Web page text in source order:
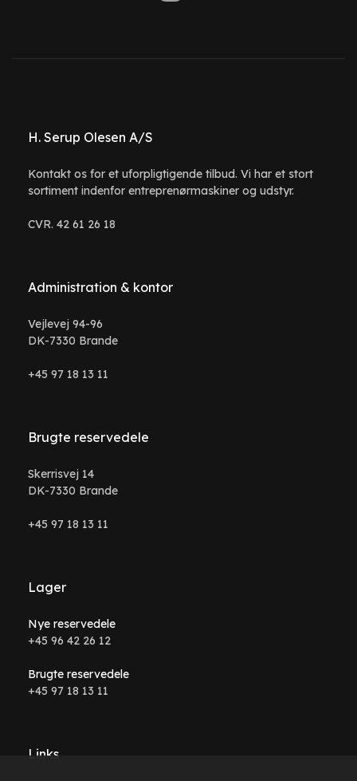
H. Serup Olesen A/S
Kontakt os for et uforpligtigende tilbud. Vi har et stort
sortiment indenfor entreprenørmaskiner og udstyr.
CVR. 42 61 26 18
Administration & kontor
Vejlevej 94-96
DK-7330 Brande
+45 97 18 13 11
Brugte reservedele
Skerrisvej 14
DK-7330 Brande
+45 97 18 13 11
Lager
Nye reservedele
+45 96 42 26 12
Brugte reservedele
+45 97 18 13 11
Links